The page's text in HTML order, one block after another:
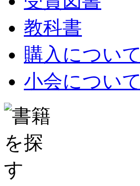
教科書
購入について
小会について